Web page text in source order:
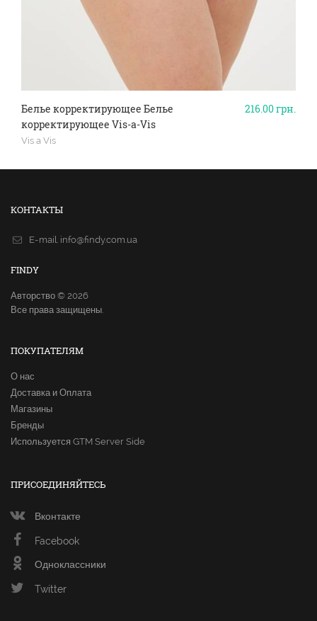
216.00грн.
Белье корректирующее Белье
корректирующее Vis-a-Vis
Vis a Vis
КОНТАКТЫ
E-mail. info@findy.com.ua
FINDY
Авторство © 2026
Все права защищены.
ПОКУПАТЕЛЯМ
О нас
Доставка и Оплата
Магазины
Бренды
Используется GTM Server Side
ПРИСОЕДИНЯЙТЕСЬ
Вконтакте
Facebook
Одноклассники
Twitter